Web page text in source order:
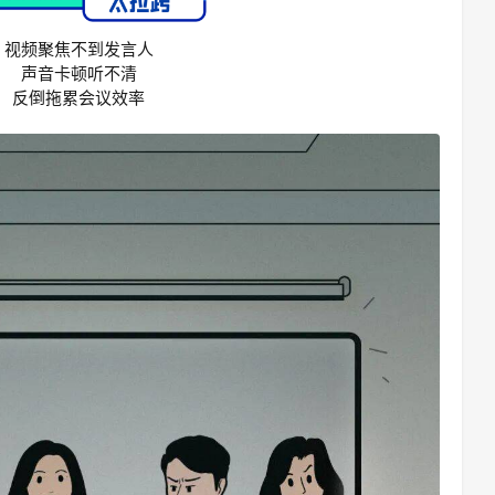
视频聚焦不到发言人
声音卡顿听不清
反倒拖累会议效率